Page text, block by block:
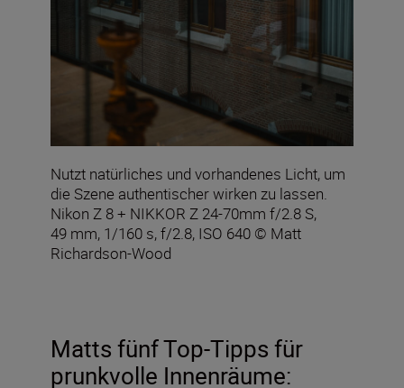
Nutzt natürliches und vorhandenes Licht, um
die Szene authentischer wirken zu lassen.
Nikon Z 8 + NIKKOR Z 24-70mm f/2.8 S,
49 mm, 1/160 s, f/2.8, ISO 640 © Matt
Richardson-Wood
Matts fünf Top-Tipps für
prunkvolle Innenräume: